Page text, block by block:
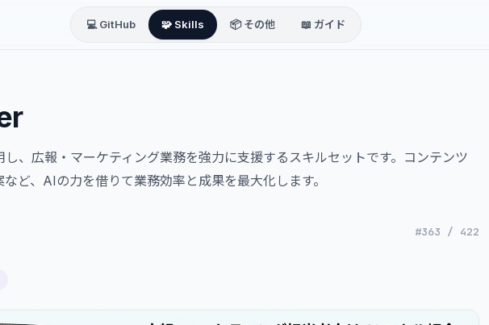
💻 GitHub 🧩 Skills 📦 その他 📖 ガイド
、広報・マーケティング業務を強力に支援するスキルセットです。コンテンツ
ど、AIの力を借りて業務効率と成果を最大化します。
#363 / 422
CRO